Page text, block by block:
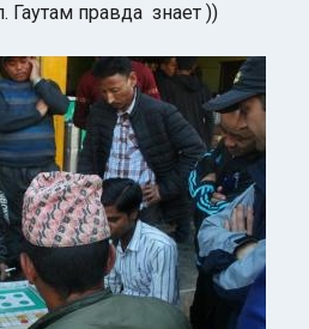
правда знает ))